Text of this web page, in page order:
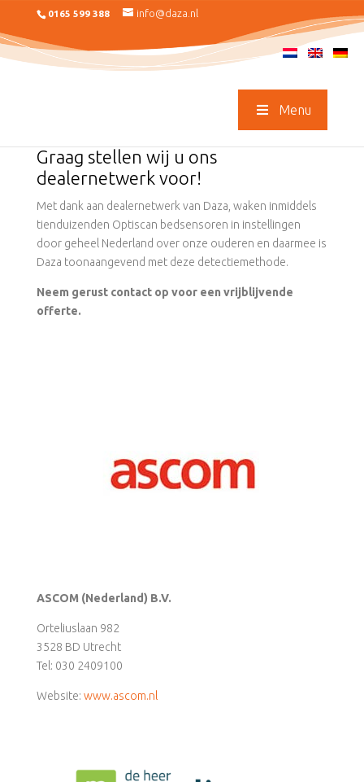
0165 599 388 info@daza.nl
Menu
Graag stellen wij u ons
dealernetwerk voor!
Met dank aan dealernetwerk van Daza, waken inmiddels
tienduizenden Optiscan bedsensoren in instellingen
door geheel Nederland over onze ouderen en daarmee is
Daza toonaangevend met deze detectiemethode.
Neem gerust contact op voor een vrijblijvende
offerte.
ASCOM (Nederland) B.V.
Orteliuslaan 982
3528 BD Utrecht
Tel: 030 2409100
Website: www.ascom.nl